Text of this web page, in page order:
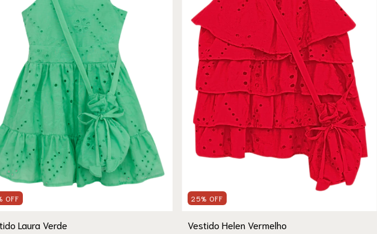
OFF
Laura Verde
25% OFF
Vestido Helen Vermelho